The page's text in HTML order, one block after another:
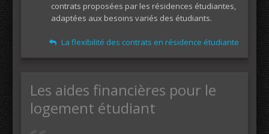
contrats proposées par les résidences étudiantes,
adaptées aux besoins variés des étudiants.
La flexibilité des contrats en résidence étudiante
Les aides financières pour le
logement étudiant